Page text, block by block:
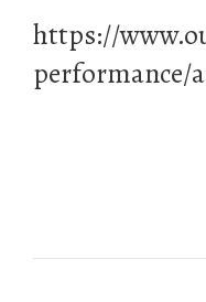
https://
performance/